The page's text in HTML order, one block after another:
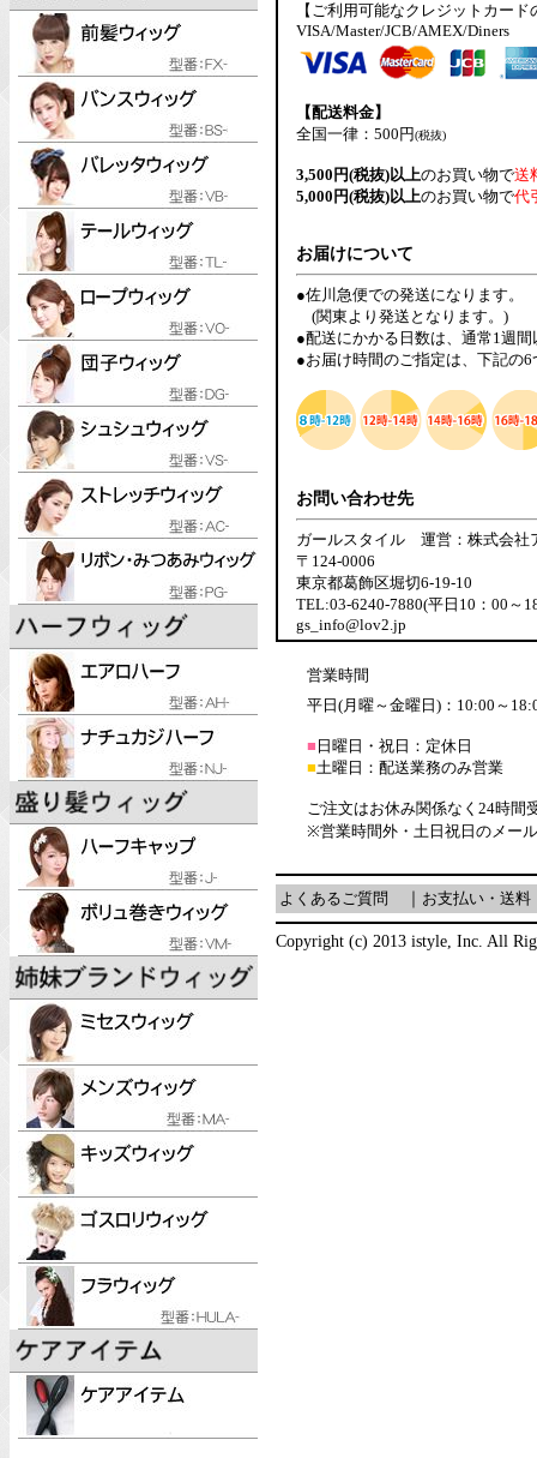
【ご利用可能なクレジットカード
VISA/Master/JCB/AMEX/Diners
【配送料金】
全国一律：500円(税抜)
3,500円(税抜)以上のお買い物で送
5,000円(税抜)以上のお買い物で代
お届けについて
●佐川急便での発送になります。
(関東より発送となります。)
●配送にかかる日数は、通常1週
●お届け時間のご指定は、下記の
お問い合わせ先
ガールスタイル 運営：株式会社
〒124-0006
東京都葛飾区堀切6-19-10
TEL:03-6240-7880(平日10：00～
gs_info@lov2.jp
営業時間
平日(月曜～金曜日)：10:00～
■ 日曜日・祝日：定休日
■土曜日：配送業務のみ営業
ご注文はお休み関係なく24時間
※営業時間外・土日祝日のメー
よくあるご質問 お支払い・送料
Copyright (c) 2013 istyle, Inc. All